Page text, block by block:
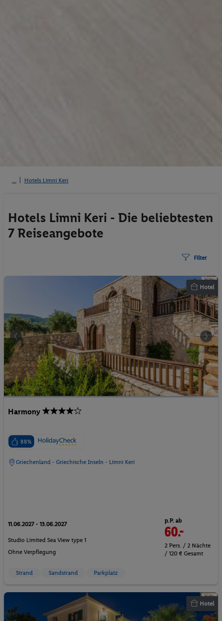
Hotels Limni Keri
Hotels Limni Keri - Die beliebtesten
7 Reiseangebote
Filter
Hotel
Harmony
88%
Griechenland - Griechische Inseln - Limni Keri
11.06.2027 - 13.06.2027
Studio Limited Sea View type 1
Ohne Verpflegung
p.P. ab
60.-
2 Pers. / 2 Nächte
/ 120 € Gesamt
Strand Sandstrand Parkplatz
Hotel